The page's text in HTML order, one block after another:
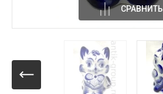
СРАВНИТЬ